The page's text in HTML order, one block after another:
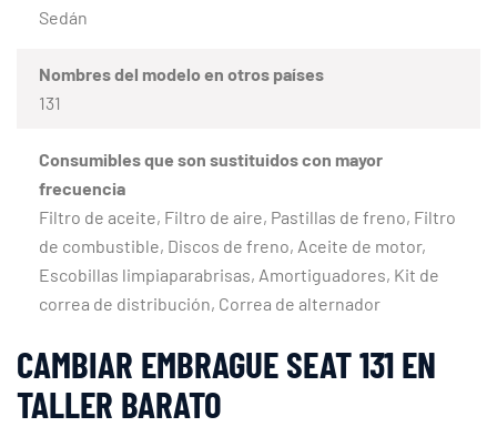
Sedán
Nombres del modelo en otros países
131
Consumibles que son sustituidos con mayor
frecuencia
Filtro de aceite, Filtro de aire, Pastillas de freno, Filtro
de combustible, Discos de freno, Aceite de motor,
Escobillas limpiaparabrisas, Amortiguadores, Kit de
correa de distribución, Correa de alternador
CAMBIAR EMBRAGUE SEAT 131 EN
TALLER BARATO